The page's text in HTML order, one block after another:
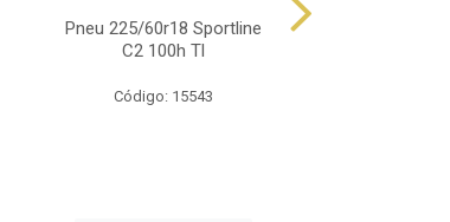
Pneu 225/60r18 Sportline
C2 100h Tl
Código: 15543